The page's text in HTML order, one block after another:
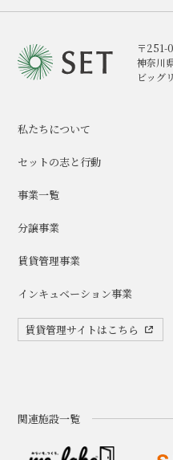
〒251-
神奈川
ビッグ
私たちについて
セットの志と行動
事業一覧
分譲事業
賃貸管理事業
インキュベーション事業
賃貸管理サイトはこちら
関連施設一覧